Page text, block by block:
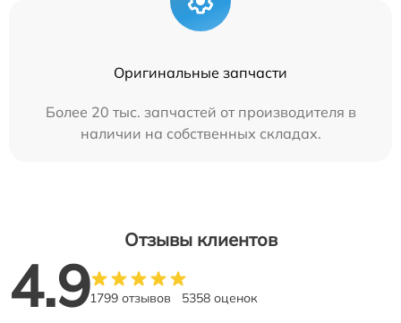
Оригинальные запчасти
Более 20 тыс. запчастей от производителя в
наличии на собственных складах.
Отзывы клиентов
4.91799 отзывов 5358 оценок